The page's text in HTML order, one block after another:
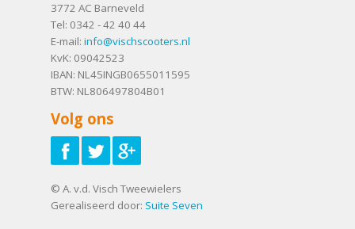
3772 AC Barneveld
Tel: 0342 - 42 40 44
E-mail: info@vischscooters.nl
KvK: 09042523
IBAN: NL45INGB0655011595
BTW: NL806497804B01
Volg ons
© A. v.d. Visch Tweewielers
Gerealiseerd door: Suite Seven